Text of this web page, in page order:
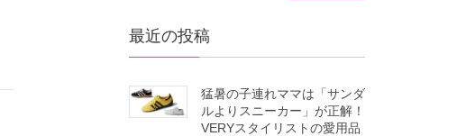
最近の投稿
猛暑の子連れママは「サンダ
ルよりスニーカー」が正解！
VERYスタイリストの愛用品